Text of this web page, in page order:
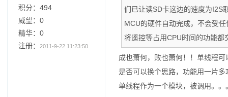
积分：494
威望：0
精华：0
注册：
2011-9-22 11:23:50
们已让读SD卡这边的速度为I2S
MCU的硬件自动完成，不会受
将遥控等占用CPU时间的功能
成也萧何，败也萧何！！单线程
是否可以换个思路，功能用一片
单线程作为一个模块，被调用。。